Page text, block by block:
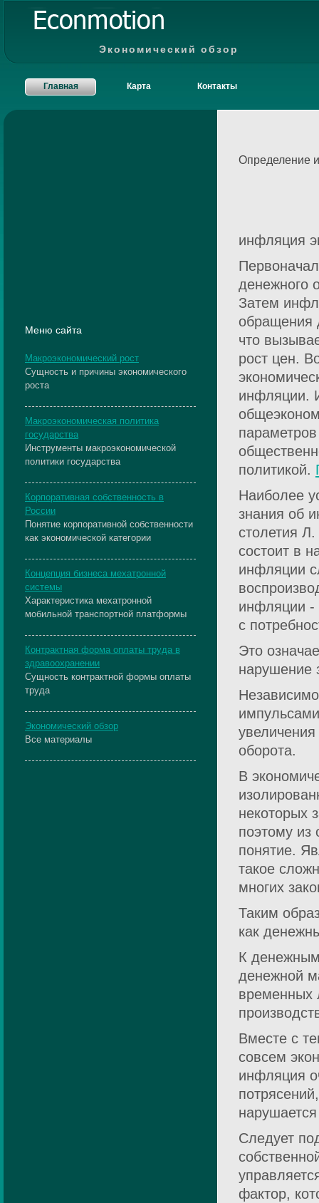
Экономический обзор
Главная Карта Контакты
Определение
инфляция
денежного
Затем
обращения
что
рост цен.
инфляции.
политикой.
Наиболее
знания об
столетия
состоит в
инфляции
инфляции -
с
Это
нарушение
оборота.
В
некоторых
поэтому из
понятие.
такое
многих
Таким
как
К
денежной
временных
Вместе с
совсем
инфляция
Следует
фактор,
Меню сайта
Макроэкономический рост
Сущность и причины экономического
роста
Макроэкономическая политика
государства
Инструменты макроэкономической
политики государства
Корпоративная собственность в
России
Понятие корпоративной собственности
как экономической категории
Концепция бизнеса мехатронной
системы
Характеристика мехатронной
мобильной транспортной платформы
Контрактная форма оплаты труда в
здравоохранении
Сущность контрактной формы оплаты
труда
Экономический обзор
Все материалы